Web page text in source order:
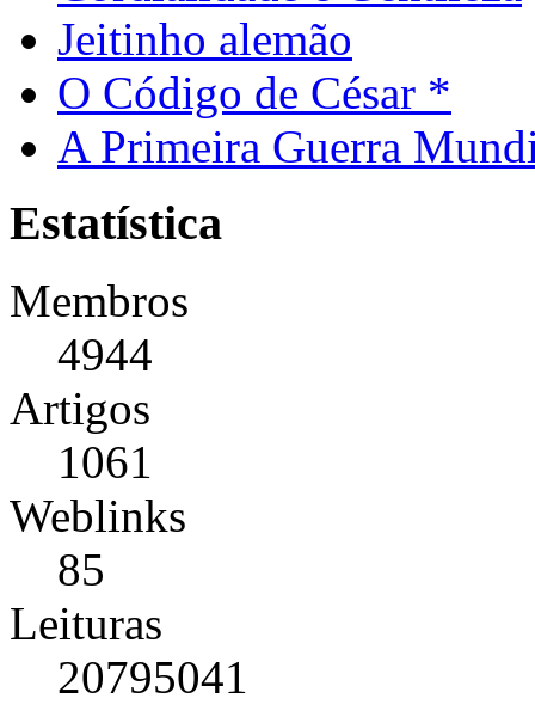
Jeitinho alemão
O Código de César *
A Primeira Guerra
Estatística
Membros
4944
Artigos
1061
Weblinks
85
Leituras
20795041